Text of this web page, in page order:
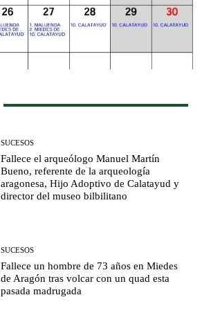
SUCESOS
Fallece el arqueólogo Manuel Martín
Bueno, referente de la arqueología
aragonesa, Hijo Adoptivo de Calatayud y
director del museo bilbilitano
SUCESOS
Fallece un hombre de 73 años en Miedes
de Aragón tras volcar con un quad esta
pasada madrugada